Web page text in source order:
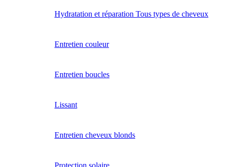
Hydratation et réparation Tous types de cheveux
Entretien couleur
Entretien boucles
Lissant
Entretien cheveux blonds
Protection solaire